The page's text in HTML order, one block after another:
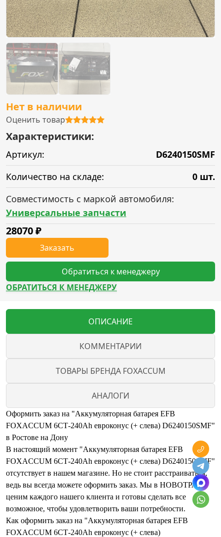
Нет в наличии
Оценить товар
Характеристики:
Артикул:
D6240150SMF
Количество на складе:
0 шт.
Совместимость с маркой автомобиля:
Универсальные запчасти
28070₽
Заказать
Обратиться к менеджеру
ОБРАТИТЬСЯ К МЕНЕДЖЕРУ
ОПИСАНИЕ
КОММЕНТАРИИ
ТОВАРЫ БРЕНДА FOXACCUM
АНАЛОГИ
Оформить заказ на "Аккумуляторная батарея EFB
FOXACCUM 6СТ-240Ah евроконус (+ слева) D6240150SMF"
в Ростове на Дону
В настоящий момент "Аккумуляторная батарея EFB
FOXACCUM 6СТ-240Ah евроконус (+ слева) D6240150SMF"
отсутствует в нашем магазине. Но не стоит расстраиваться,
ведь вы всегда можете оформить заказ. Мы в НОВОТРАК
ценим каждого нашего клиента и готовы сделать все
возможное, чтобы удовлетворить ваши потребности.
Как оформить заказ на "Аккумуляторная батарея EFB
FOXACCUM 6СТ-240Ah евроконус (+ слева)